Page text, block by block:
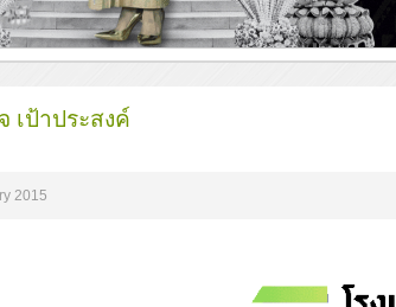
เป้าประสงค์
2015